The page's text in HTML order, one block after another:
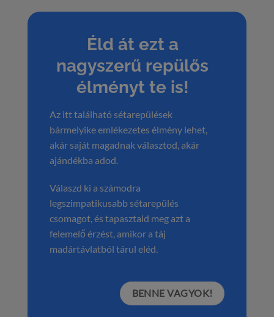
Éld át ezt a
nagyszerű repülős
élményt te is!
Az itt található sétarepülések
bármelyike emlékezetes élmény lehet,
akár saját magadnak választod, akár
ajándékba adod.
Válaszd ki a számodra
legszimpatikusabb sétarepülés
csomagot, és tapasztald meg azt a
felemelő érzést, amikor a táj
madártávlatból tárul eléd.
BENNE VAGYOK!